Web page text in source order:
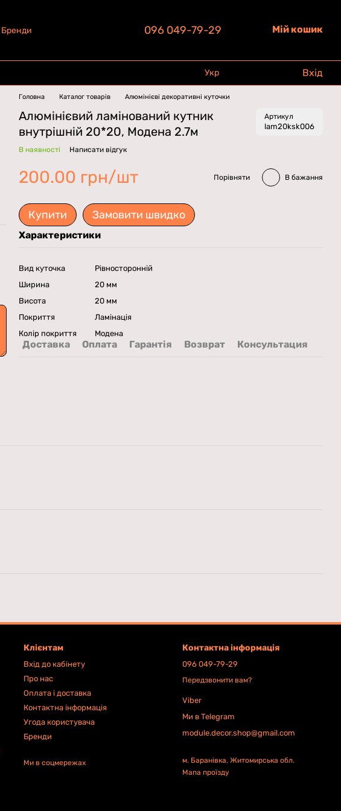
Бренди 096 049-79-29 Мій кошик
Укр Вхід
Головна Каталог товарів Алюмінієві декоративні куточки
Алюмінієвий ламінований кутник
внутрішній 20*20, Модена 2.7м
Артикул
lam20ksk006
В наявності Написати відгук
200.00 грн/шт Порівняти В бажання
Купити Замовити швидко
Характеристики
Вид куточка
Рівносторонній
Ширина
20 мм
Висота
20 мм
Покриття
Ламінація
Колір покриття
Модена
Доставка Оплата Гарантія Возврат Консультация
Клієнтам
Вхід до кабінету
Про нас
Оплата і доставка
Контактна інформація
Угода користувача
Бренди
Ми в соцмережах
Контактна інформація
096 049-79-29
Передзвонити вам?
Viber
Ми в Telegram
module.decor.shop@gmail.com
м. Баранівка, Житомирська обл.
Мапа проїзду